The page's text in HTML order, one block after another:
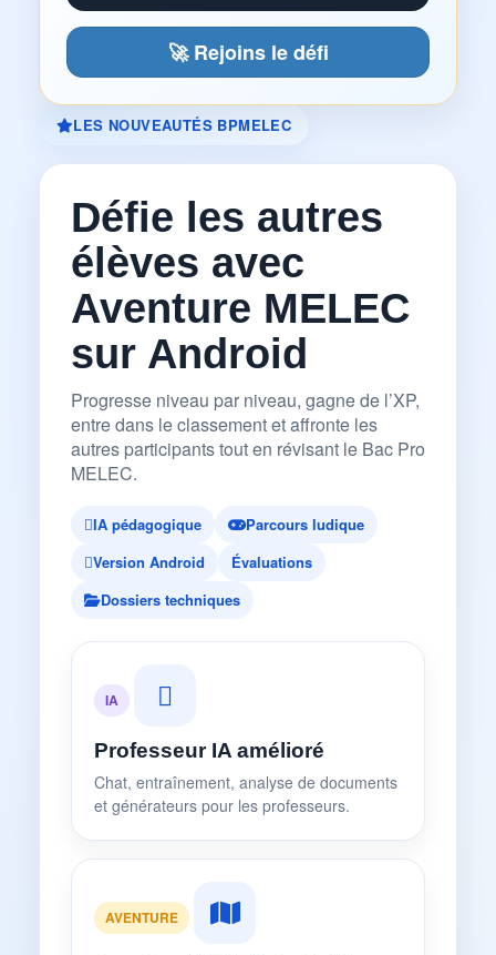
🚀 Rejoins le défi
LES NOUVEAUTÉS BPMELEC
Défie les autres
élèves avec
Aventure MELEC
sur Android
Progresse niveau par niveau, gagne de l’XP,
entre dans le classement et affronte les
autres participants tout en révisant le Bac Pro
MELEC.
IA pédagogique
Parcours ludique
Version Android
Évaluations
Dossiers techniques
IA
Professeur IA amélioré
Chat, entraînement, analyse de documents
et générateurs pour les professeurs.
AVENTURE